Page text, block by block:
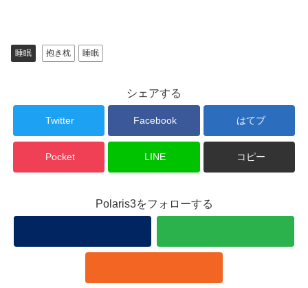
睡眠 抱き枕 睡眠
シェアする
Twitter Facebook はてブ
Pocket LINE コピー
Polaris3をフォローする